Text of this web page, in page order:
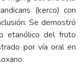
(kerco) con
Se demostró
etanólico del fruto
por vía oral en